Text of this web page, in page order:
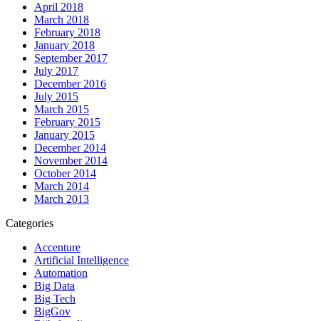
April 2018
March 2018
February 2018
January 2018
September 2017
July 2017
December 2016
July 2015
March 2015
February 2015
January 2015
December 2014
November 2014
October 2014
March 2014
March 2013
Categories
Accenture
Artificial Intelligence
Automation
Big Data
Big Tech
BigGov